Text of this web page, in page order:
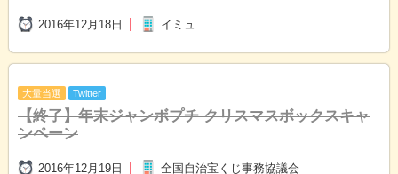
2016年12月18日 イミュ
大量当選 Twitter
【終了】年末ジャンボプチ クリスマスボックスキャ
ンペーン
2016年12月19日 全国自治宝くじ事務協議会